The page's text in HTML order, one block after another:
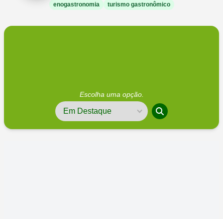
enogastronomia turismo gastronômico
Escolha uma opção.